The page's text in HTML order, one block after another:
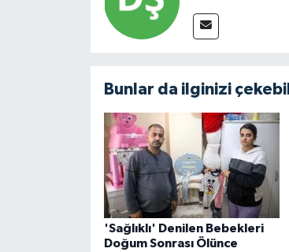
Bunlar da ilginizi
'Sağlıklı' Denilen Bebekleri
Doğum Sonrası Ölünce